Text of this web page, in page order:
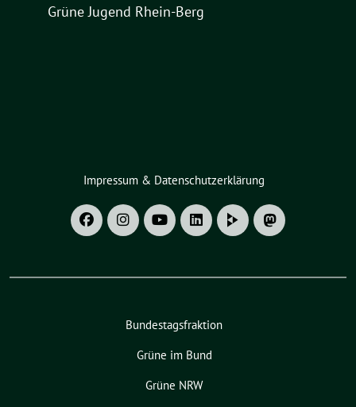
Grüne Jugend Rhein-Berg
Impressum & Datenschutzerklärung
Bundestagsfraktion
Grüne im Bund
Grüne NRW